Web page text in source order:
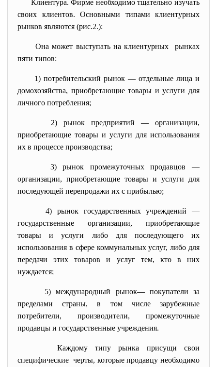
Клиентура. Фирме необходимо тщательно изучать
своих клиентов. Основными типами клиентурных
рынков являются (рис.2.):
Она может выступать на клиентурных рынках
пяти типов:
1) потребительский рынок — отдельные лица и
домохозяйства, приобретающие товары и услуги для
личного потребления;
2) рынок предприятий — организации,
приобретающие товары и услуги для использования
их в процессе производства;
3) рынок промежуточных продавцов —
организации, приобретающие товары и услуги для
последующей перепродажи их с прибылью;
4) рынок государственных учреждений —
государственные организации, приобретающие
товары и услуги либо для последующего их
использования в сфере коммунальных услуг, либо для
передачи этих товаров и услуг тем, кто в них
нуждается;
5) международный рынок— покупатели за
пределами страны, в том числе зарубежные
потребители, производители, промежуточные
продавцы и государственные учреждения.
Каждому типу рынка присущи свои
специфические черты, которые продавцу необходимо